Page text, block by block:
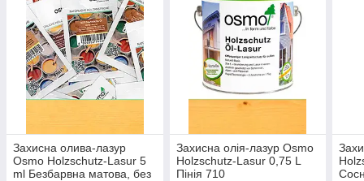
Захисна олива-лазур
Osmo Holzschutz-Lasur 5
ml Безбарвна матова, без
Захисна олія-лазур Osmo
Holzschutz-Lasur 0,75 L
Пінія 710